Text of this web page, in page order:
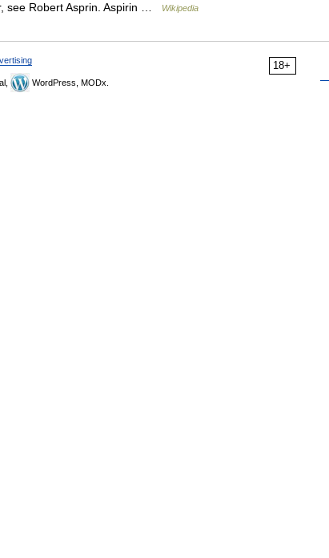
see Robert Asprin. Aspirin … Wikipedia
18+
WordPress, MODx.